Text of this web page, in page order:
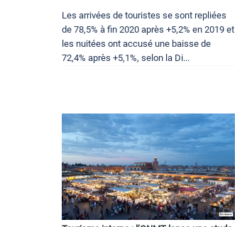
Les arrivées de touristes se sont repliées
de 78,5% à fin 2020 après +5,2% en 2019 et
les nuitées ont accusé une baisse de
72,4% après +5,1%, selon la Di...